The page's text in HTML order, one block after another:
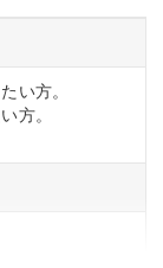
い方。
方。